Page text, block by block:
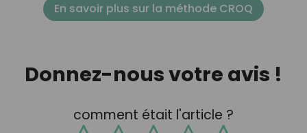
En savoir plus sur la méthode CROQ
Donnez-nous votre avis !
comment était l'article ?